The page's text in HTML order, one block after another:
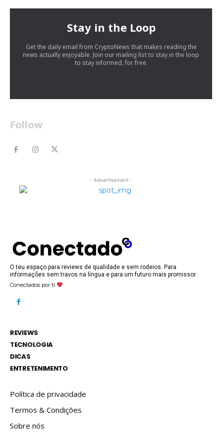
Stay in the Loop
Get the daily email from CryptoNews that makes reading the
news actually enjoyable. Join our mailing list to stay in the loop
to stay informed, for free.
Follow
- Advertisement -
O teu espaço para reviews de qualidade e sem rodeios. Para
informações sem travos na língua e para um futuro mais promissor.
Conectados por ti
REVIEWS
TECNOLOGIA
DICAS
ENTRETENIMENTO
Política de privacidade
Termos & Condições
Sobre nós